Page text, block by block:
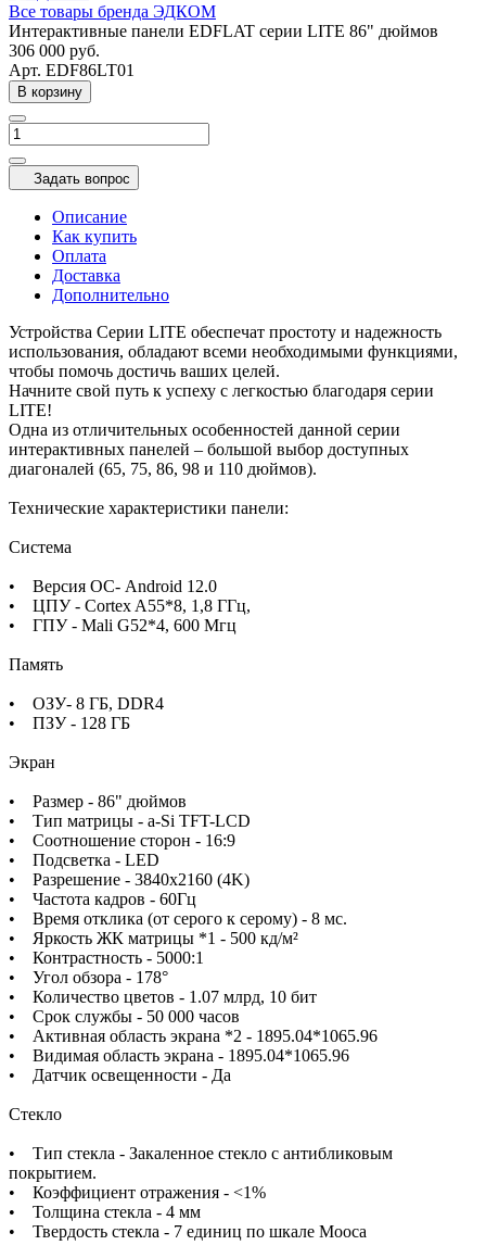
Все товары бренда ЭДКОМ
Интерактивные панели EDFLAT серии LITE 86" дюймов
306 000 руб.
Арт. EDF86LT01
В корзину
Задать вопрос
Описание
Как купить
Оплата
Доставка
Дополнительно
Устройства Серии LITE обеспечат простоту и надежность
использования, обладают всеми необходимыми функциями,
чтобы помочь достичь ваших целей.
Начните свой путь к успеху с легкостью благодаря серии
LITE!
Одна из отличительных особенностей данной серии
интерактивных панелей – большой выбор доступных
диагоналей (65, 75, 86, 98 и 110 дюймов).
Технические характеристики панели:
Система
• Версия ОС- Android 12.0
• ЦПУ - Cortex A55*8, 1,8 ГГц,
• ГПУ - Mali G52*4, 600 Мгц
Память
• ОЗУ- 8 ГБ, DDR4
• ПЗУ - 128 ГБ
Экран
• Размер - 86" дюймов
• Тип матрицы - a-Si TFT-LCD
• Соотношение сторон - 16:9
• Подсветка - LED
• Разрешение - 3840x2160 (4K)
• Частота кадров - 60Гц
• Время отклика (от серого к серому) - 8 мс.
• Яркость ЖК матрицы *1 - 500 кд/м²
• Контрастность - 5000:1
• Угол обзора - 178°
• Количество цветов - 1.07 млрд, 10 бит
• Срок службы - 50 000 часов
• Активная область экрана *2 - 1895.04*1065.96
• Видимая область экрана - 1895.04*1065.96
• Датчик освещенности - Да
Стекло
• Тип стекла - Закаленное стекло с антибликовым
покрытием.
• Коэффициент отражения - <1%
• Толщина стекла - 4 мм
• Твердость стекла - 7 единиц по шкале Мооса